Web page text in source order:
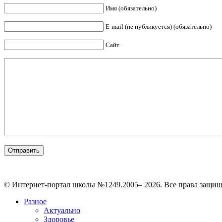
Имя (обязательно)
E-mail (не публикуется) (обязательно)
Сайт
© Интернет-портал школы №1249.2005– 2026. Все права
Разное
Актуально
Здоровье